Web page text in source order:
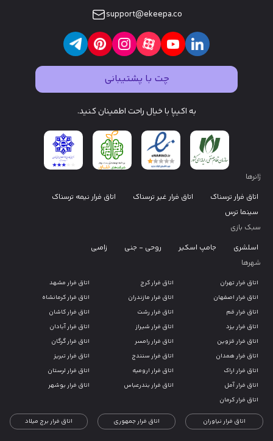
support@ekeepa.co
چت با پشتیبانی
به اکیپا با خیال راحت اطمینان کنید.
ژانرها
اتاق فرار ترسناک
اتاق فرار غیر ترسناک
اتاق فرار نیمه ترسناک
سینما ترس
سبک بازی
اسلشری
جامپ اسکیر روحی - جنی
زامبی
شهرها
اتاق فرار تهران اتاق فرار کرج
اتاق فرار مشهد
اتاق فرار اصفهان
اتاق فرار مازندران
اتاق فرار کرمانشاه
اتاق فرار قم
اتاق فرار رشت
اتاق فرار کاشان
اتاق فرار یزد
اتاق فرار شیراز
اتاق فرار آبادان
اتاق فرار قزوین
اتاق فرار رامسر
اتاق فرار گرگان
اتاق فرار همدان
اتاق فرار سنندج
اتاق فرار تبریز
اتاق فرار اراک
اتاق فرار ارومیه
اتاق فرار لرستان
اتاق فرار آمل
اتاق فرار بندرعباس
اتاق فرار بوشهر
اتاق فرار کرمان
اتاق فرار نیاوران اتاق فرار جمهوری اتاق فرار برج میلاد